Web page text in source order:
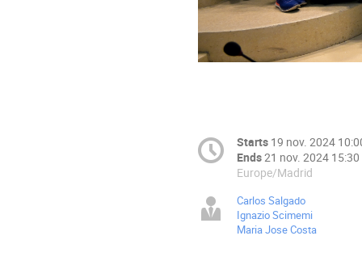
Starts 19 nov. 2024
Ends21 nov. 2024 15:30
Europe/Madrid
Carlos Salgado
Ignazio Scimemi
Maria Jose Costa